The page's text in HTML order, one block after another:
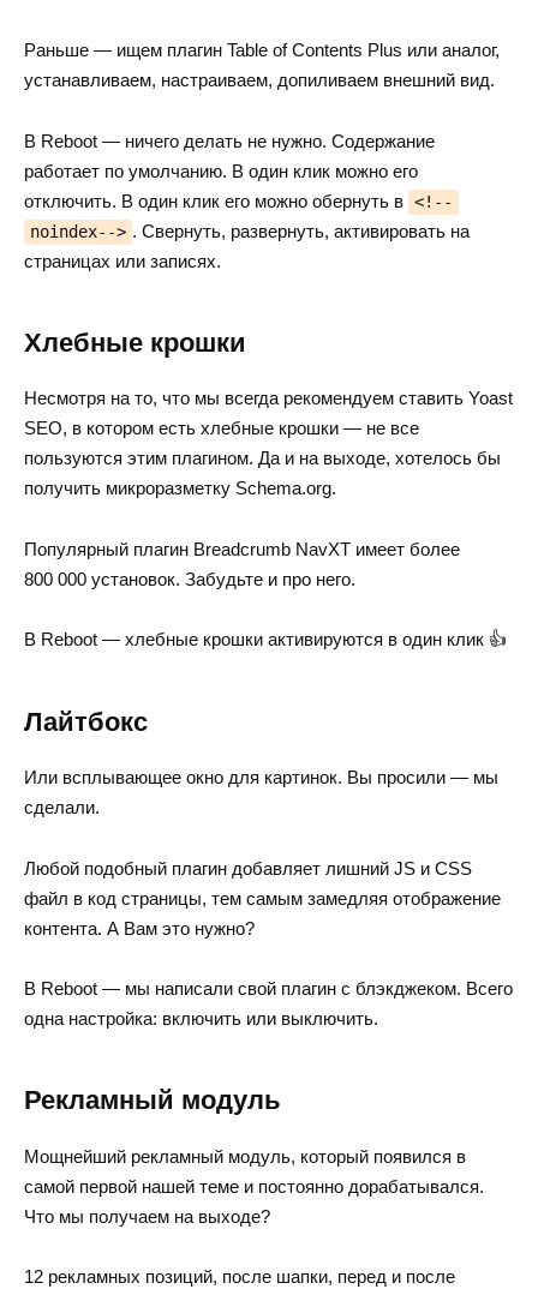
Раньше — ищем плагин Table of Contents Plus или аналог,
устанавливаем, настраиваем, допиливаем внешний вид.
В Reboot — ничего делать не нужно. Содержание
работает по умолчанию. В один клик можно его
отключить. В один клик его можно обернуть в <!--
noindex--> . Свернуть, развернуть, активировать на
страницах или записях.
Хлебные крошки
Несмотря на то, что мы всегда рекомендуем ставить Yoast
SEO, в котором есть хлебные крошки — не все
пользуются этим плагином. Да и на выходе, хотелось бы
получить микроразметку Schema.org.
Популярный плагин Breadcrumb NavXT имеет более
800 000 установок. Забудьте и про него.
В Reboot — хлебные крошки активируются в один клик 👍
Лайтбокс
Или всплывающее окно для картинок. Вы просили — мы
сделали.
Любой подобный плагин добавляет лишний JS и CSS
файл в код страницы, тем самым замедляя отображение
контента. А Вам это нужно?
В Reboot — мы написали свой плагин с блэкджеком. Всего
одна настройка: включить или выключить.
Рекламный модуль
Мощнейший рекламный модуль, который появился в
самой первой нашей теме и постоянно дорабатывался.
Что мы получаем на выходе?
12 рекламных позиций, после шапки, перед и после